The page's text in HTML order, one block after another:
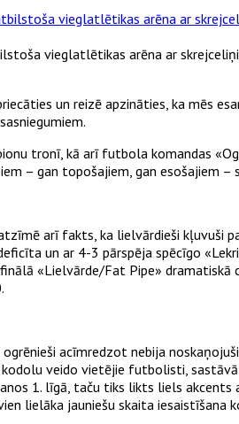
vieglatlētikas arēna ar
un reizē apzināties, ka mēs
tronī, kā arī futbola komandas
– gan topošajiem, gan esošajiem
arī fakts, ka lielvārdieši kļuvuši
un ar 4-3 pārspēja spēcīgo
«Lielvārde/Fat Pipe» dramatiskā
acīmredzot nebija
veido vietējie futbolisti,
1. līgā, taču tiks likts liels
lielāka jauniešu skaita iesaistīšana